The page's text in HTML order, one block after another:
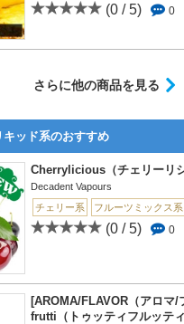
(0 / 5) 0
さらに他の商品を見る
ッド系のおすすめ
Cherrylicious（チェリーリシ
Decadent Vapours
チェリー系
フルーツミックス系
(0 / 5) 0
[AROMA/FLAVOR（アロマ/
frutti（トゥッティフルッティ